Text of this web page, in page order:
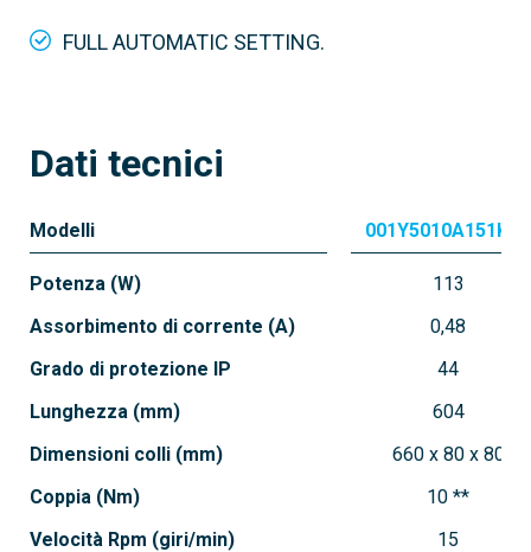
001Y5020A151KLS
FULL AUTOMATIC SETTING.
Dati tecnici
Modelli
Potenza (W)
Assorbimento di corrente (A)
Grado di protezione IP
Lunghezza (mm)
Dimensioni colli (mm)
Coppia (Nm)
Velocità Rpm (giri/min)
001Y5010A151KLS
113
0,48
44
604
660 x 80 x 80
10 **
15